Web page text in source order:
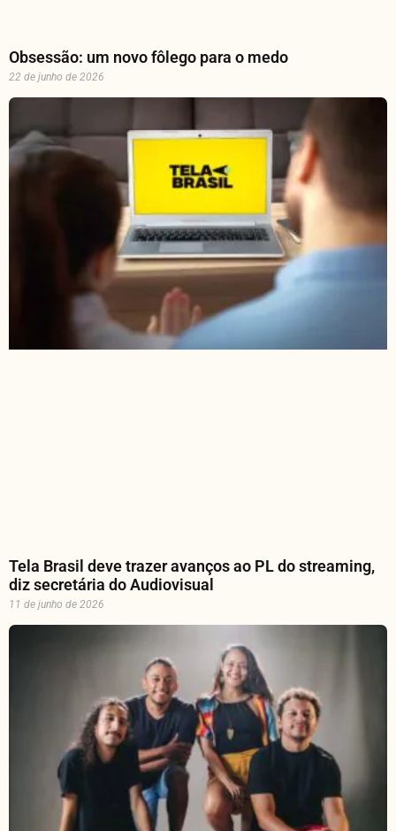
Obsessão: um novo fôlego para o medo
22 de junho de 2026
Tela Brasil deve trazer avanços ao PL do streaming,
diz secretária do Audiovisual
11 de junho de 2026